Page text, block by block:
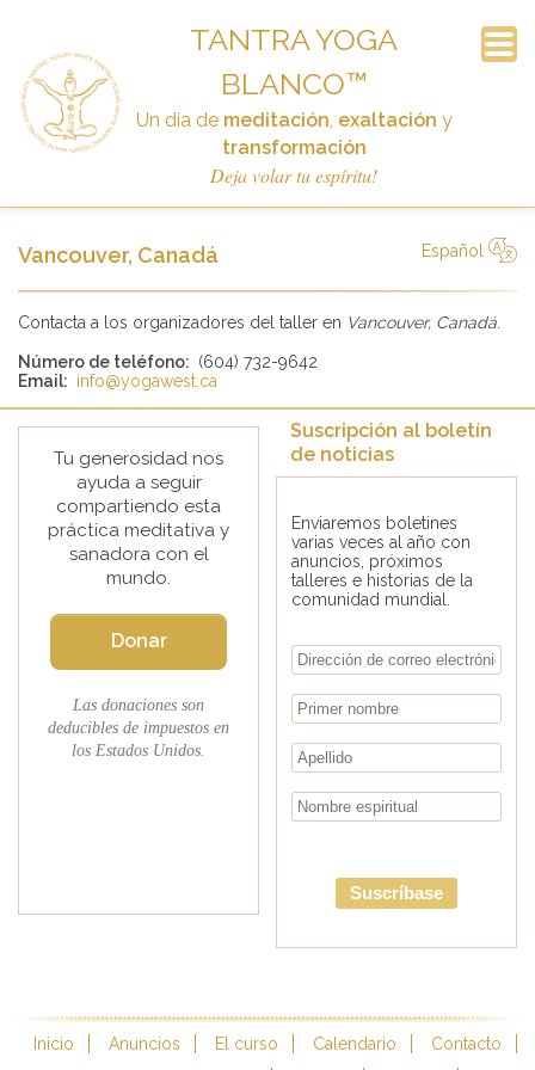
TANTRA YOGA
BLANCO™
Un día de meditación, exaltación y
transformación
Deja volar tu espíritu!
Inicio
Anuncios
El curso
Calendario
Contacto
Preguntas Frecuentes
Historia
Enlaces
Suscripción al boletín de noticias
Donar
Vancouver, Canadá
Español
Contacta a los organizadores del taller en Vancouver, Canadá
Número de teléfono: (604) 732-9642
Email: info@yogawest.ca
Tu generosidad nos
ayuda a seguir
compartiendo esta
práctica meditativa y
sanadora con el
mundo.
Donar
Las donaciones son
deducibles de impuestos en
los Estados Unidos.
Suscripción al boletín
de noticias
Enviaremos boletines
varias veces al año con
anuncios, próximos
talleres e historias de la
comunidad mundial.
Suscríbase
Inicio Anuncios El curso Calendario
Contacto